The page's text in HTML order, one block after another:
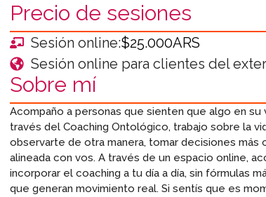
Precio de sesiones
Sesión online:$25.000ARS
Sesión online para clientes del
Sobre mí
Acompaño a personas que sienten que algo en
través del Coaching Ontológico, trabajo sobre la
observarte de otra manera, tomar decisiones más
alineada con vos. A través de un espacio online,
incorporar el coaching a tu día a día, sin fórmulas
que generan movimiento real. Si sentís que es